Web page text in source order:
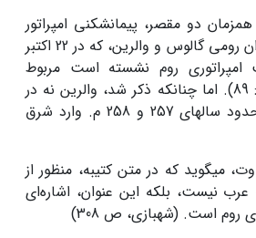
هم­زمان دو مقصر، پیمان­شکنی امپراتور
روم را به دورة امپراتوران رومی گالوس و والرین، که در 22 اکتبر
تخت امپراتوری روم نشسته است مربوط
می‌داند (­لوکونین، ص: 89). اما چنان­که ذکر شد، والرین نه در
سال 253م. بلکه در حدود سال­های 257 و 258 م. وارد شرق
می­گوید که در متن کتیبه، منظور از
نیست، بلکه این عنوان، اشاره‌ای
روم است. (شهبازی، ص 308)